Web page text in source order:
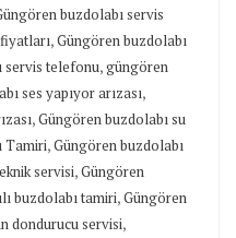
buzdolabı servis
,Güngören buzdolabı
servis telefonu,güngören
ses yapıyor arızası,
,Güngören buzdolabı su
Tamiri,Güngören buzdolabı
servisi,Güngören
buzdolabı tamiri,Güngören
dondurucu servisi,